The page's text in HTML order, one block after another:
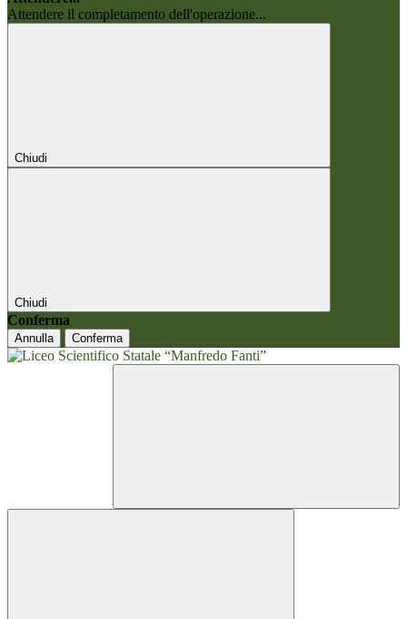
Attendere il completamento dell'operazione...
Chiudi
Chiudi
Conferma
Annulla Conferma